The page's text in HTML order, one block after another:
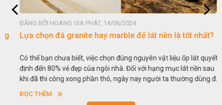
ĐĂNG BỞI HOÀNG GIA PHÁT, 14/06/2024
Lựa chọn đá granite hay marble để lát nền là tốt nhất?
Có thể bạn chưa biết, việc chọn đúng nguyên vật liệu ốp lát quyết
định đến 80% vẻ đẹp của ngôi nhà. Đối với hạng mục lát nền sau
khi đã thi công xong phần thô, ngày nay người ta thường dùng đá
tự nhiên lát nền khá phổ biến. Thế nhưng gia chủ luôn phân vân
giữa việc lựa chọn đá granite hay đá marble lát nền, loại đá nào
ĐỌC THÊM